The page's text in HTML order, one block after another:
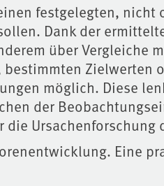
festgelegten, nicht
Dank der
über Vergleiche
Zielwerten
möglich. Diese
der
Ursachenforschung
Eine